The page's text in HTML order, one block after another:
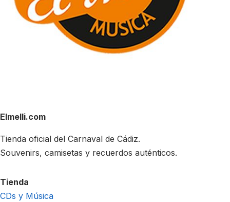
Elmelli.com
Tienda oficial del Carnaval de Cádiz.
Souvenirs, camisetas y recuerdos auténticos.
Tienda
CDs y Música